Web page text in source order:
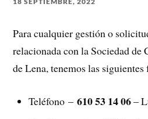
Para cualquier gestión o
relacionada con la Sociedad de
de Lena, tenemos las
Teléfono –610 53 14 06–